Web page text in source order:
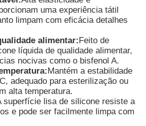
uma experiência tátil
limpam com eficácia detalhes
alimentar:Feito de
líquida de qualidade alimentar,
nocivas como o bisfenol A.
Mantém a estabilidade
adequado para esterilização ou
alta temperatura.
superfície lisa de silicone resiste a
e pode ser facilmente limpa com